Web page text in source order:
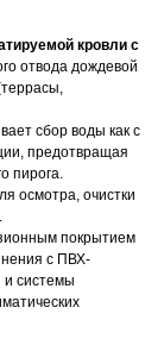
кровли с
отвода дождевой
сбор воды как с
предотвращая
пирога.
осмотра, очистки
покрытием
с ПВХ-
и системы